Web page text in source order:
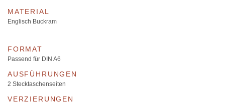
MATERIAL
Englisch Buckram
FORMAT
Passend für DIN A6
AUSFÜHRUNGEN
2 Stecktaschenseiten
VERZIERUNGEN